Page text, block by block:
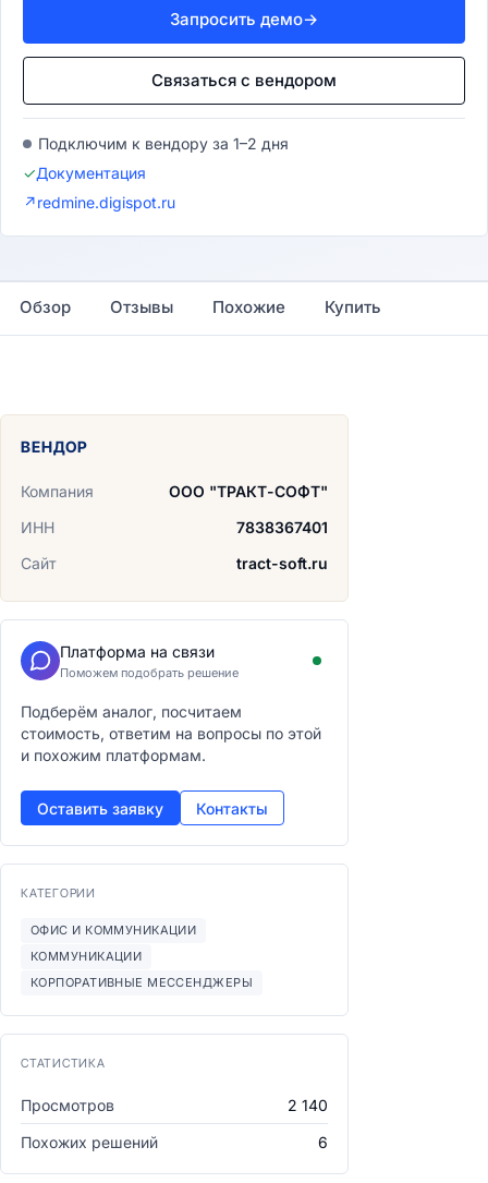
Запросить демо→
Связаться с вендором
Подключим к вендору за 1–2 дня
✓Документация
↗redmine.digispot.ru
Обзор Отзывы Похожие Купить
ВЕНДОР
Компания
ООО "ТРАКТ-СОФТ"
ИНН
7838367401
Сайт
tract-soft.ru
Платформа на связи
Поможем подобрать решение
Подберём аналог, посчитаем
стоимость, ответим на вопросы по этой
и похожим платформам.
Оставить заявку Контакты
КАТЕГОРИИ
ОФИС И КОММУНИКАЦИИ
КОММУНИКАЦИИ
КОРПОРАТИВНЫЕ МЕССЕНДЖЕРЫ
СТАТИСТИКА
Просмотров
2 140
Похожих решений
6